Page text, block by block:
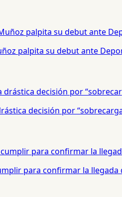
palpita su debut ante
decisión por
para confirmar la